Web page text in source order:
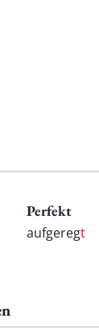
Perfekt
aufgeregt